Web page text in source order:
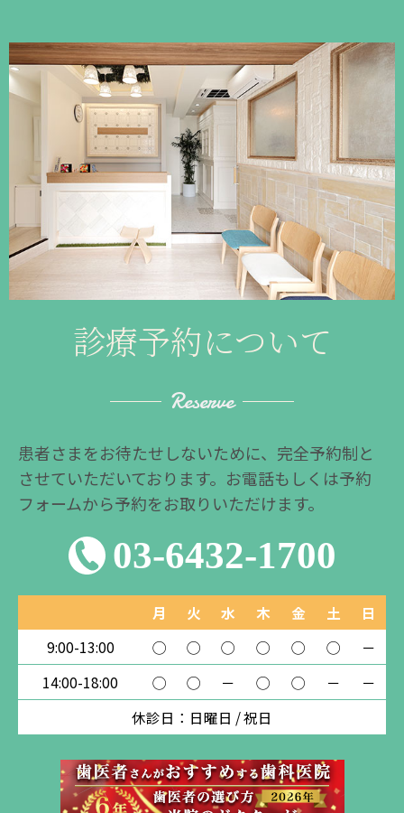
診療予約について
Reserve
患者さまをお待たせしないために、完全予約制と
させていただいております。お電話もしくは予約
フォームから予約をお取りいただけます。
03-6432-1700
月 火 水 木 金 土
日
9:00-13:00
◯ ◯ ◯ ◯ ◯ ◯
－
14:00-18:00
◯ ◯ － ◯ ◯ －
－
休診日：日曜日 / 祝日